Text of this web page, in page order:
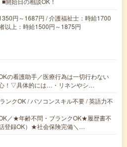
円～1687円 / 介護福祉士：時給1700
以上：時給1500円～1875円
の看護助手／医療行為は一切行わない
！▽具体的には…・リネンやシ…
ンクOK / パソコンスキル不要 / 英語力不
／★年齢不問・ブランクOK★履歴書不
登録OK）★社会保険完備＼…